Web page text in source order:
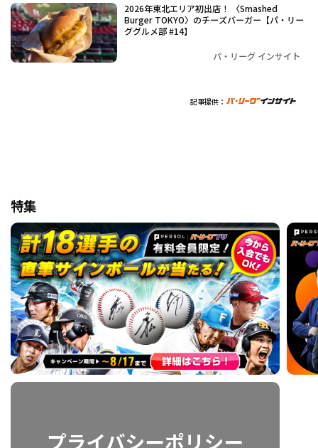
2026年東北エリア初出店！ 〈Smashed
Burger TOKYO〉のチーズバーガー【パ・リー
ググルメ部 #14】
パ・リーグ インサイト
記事提供：
特集